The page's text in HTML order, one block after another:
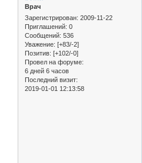
Врач
Зарегистрирован: 2009-11-22
Приглашений: 0
Сообщений: 536
Уважение: [+83/-2]
Позитив: [+102/-0]
Провел на форуме:
6 дней 6 часов
Последний визит:
2019-01-01 12:13:58